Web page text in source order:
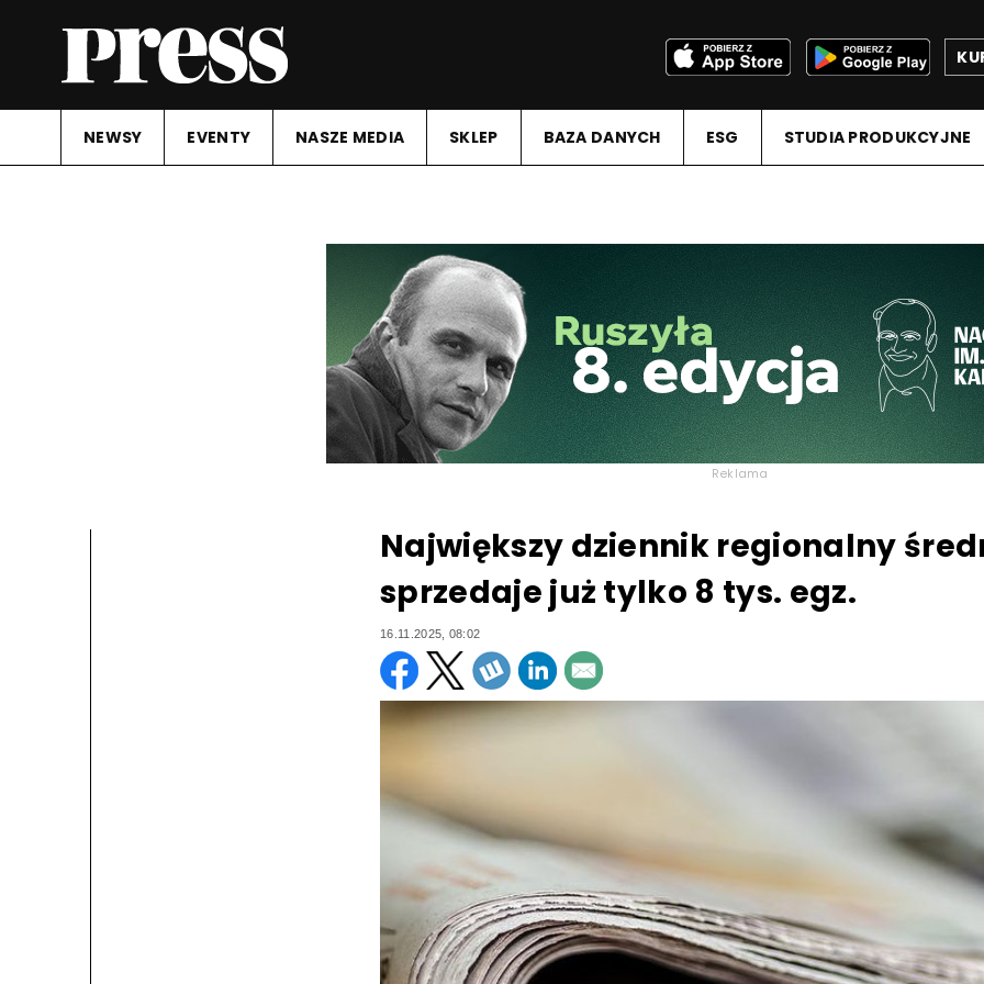
NEWSY EVENTY NASZE MEDIA SKLEP BAZA DANYCH ESG STUDIA PRODUKCYJNE
Reklama
Największy dziennik regionalny
sprzedaje już tylko 8 tys. egz.
16.11.2025, 08:02